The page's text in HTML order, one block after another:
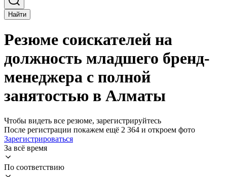
Найти
Резюме соискателей на
должность младшего бренд-
менеджера с полной
занятостью в Алматы
Чтобы видеть все резюме, зарегистрируйтесь
После регистрации покажем ещё 2 364 и откроем фото
Зарегистрироваться
За всё время
По соответствию